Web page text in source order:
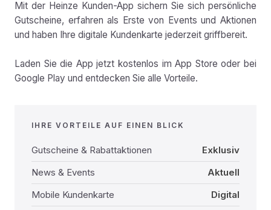
Mit der Heinze Kunden-App sichern Sie sich persönliche
Gutscheine, erfahren als Erste von Events und Aktionen
und haben Ihre digitale Kundenkarte jederzeit griffbereit.
Laden Sie die App jetzt kostenlos im App Store oder bei
Google Play und entdecken Sie alle Vorteile.
IHRE VORTEILE AUF EINEN BLICK
Gutscheine & Rabattaktionen
Exklusiv
News & Events
Aktuell
Mobile Kundenkarte
Digital